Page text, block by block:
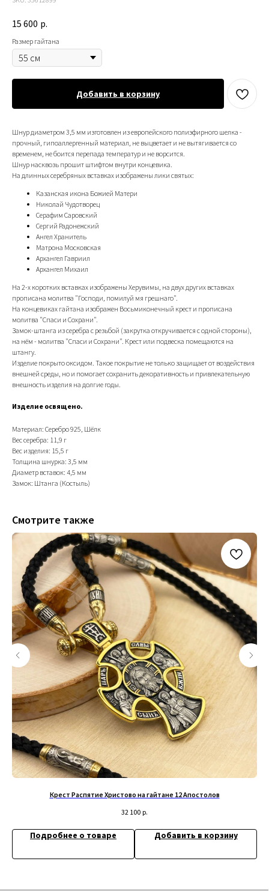
15 600 р.
Размер гайтана
Добавить в корзину
Шнур диаметром 3,5 мм изготовлен из европейского полиэфирного шелка -
прочный, гипоаллергенный материал, не выцветает и не вытягивается со
временем, не боится перепада температур и не ворсится.
Шнур насквозь прошит штифтом внутри концевика.
На длинных серебряных вставках изображены лики святых:
Казанская икона Божией Матери
Николай Чудотворец
Серафим Саровский
Сергий Радонежский
Ангел Хранитель
Матрона Московская
Архангел Гавриил
Архангел Михаил
На 2-х коротких вставках изображены Херувимы, на двух других вставках
прописана молитва "Господи, помилуй мя грешнаго".
На концевиках гайтана изображен Восьмиконечный крест и прописана
молитва "Спаси и Сохрани".
Замок-штанга из серебра с резьбой (закрутка откручивается с одной стороны),
на нём - молитва "Спаси и Сохрани". Крест или подвеска помещаются на
штангу.
Изделие покрыто оксидом. Такое покрытие не только защищает от воздействия
внешней среды, но и помогает сохранить декоративность и привлекательную
внешность изделия на долгие годы.
Изделие освящено.
Материал: Серебро 925, Шёлк
Вес серебра: 11,9 г
Вес изделия: 15,5 г
Толщина шнурка: 3,5 мм
Диаметр вставок: 4,5 мм
Замок: Штанга (Костыль)
Смотрите также
Крест Распятие Христово на гайтане 12 Апостолов
32 100 р.
Подробнее о товаре Добавить в корзину
Сайт разработан - @bogoduhovilya
© 2019-2026 Русские Мастерские
Договор оферта
Политика конфиденциальности
Обмен и возврат
Доставка и оплата
ИП Титенков Александр Владимирович
ИНН: 525813293944
ОГРНИП: 319527500128352
адрес: г.Нижний Новгород,
ул. Маслякова д. 12а
Контакты:
+79200098811